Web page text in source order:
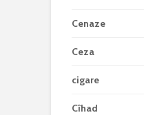
Cenaze
Ceza
cigare
Cîhad